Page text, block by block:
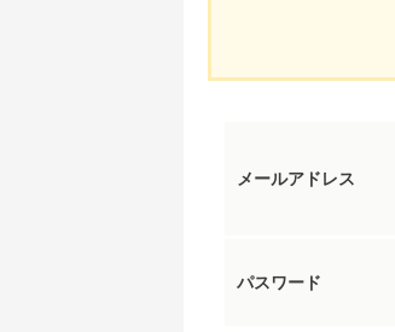
メールアドレス
パスワード